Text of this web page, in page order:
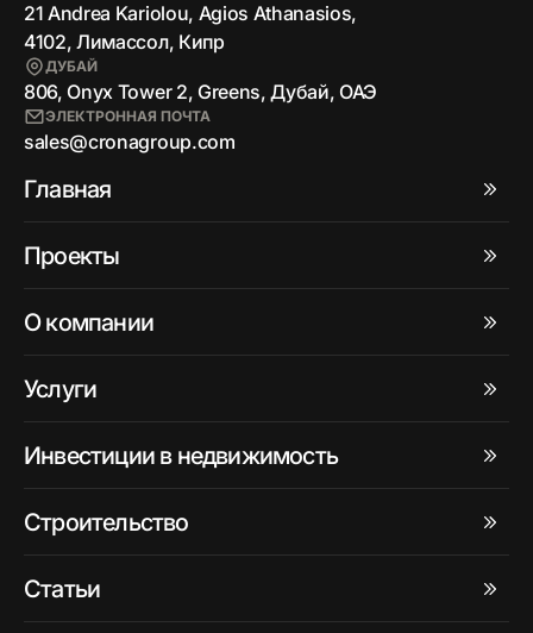
21 Andrea Kariolou, Agios Athanasios,
4102, Лимассол, Кипр
ДУБАЙ
806, Onyx Tower 2, Greens, Дубай, ОАЭ
ЭЛЕКТРОННАЯ ПОЧТА
sales@cronagroup.com
Главная
Проекты
О компании
Услуги
Инвестиции в недвижимость
Строительство
Статьи